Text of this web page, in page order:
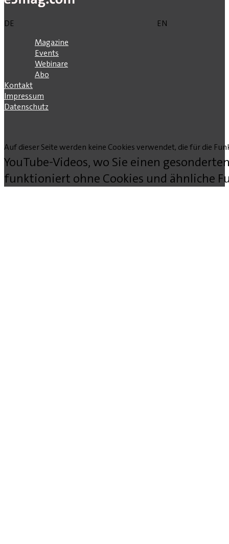
DE
EN
Magazine
Events
Webinare
Abo
Kontakt
Impressum
Datenschutz
Auf dieser Seite werden keine Cookies verwendet, die für die
YouTube-Videos, wo Sie einen
funktioniert ohne Cookies und ähnliche